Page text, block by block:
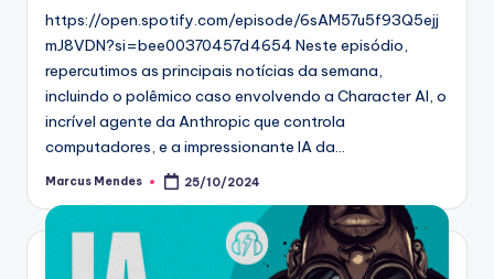
https://open.spotify.com/episode/6sAM57u5f93Q5ejj
mJ8VDN?si=bee00370457d4654 Neste episódio,
repercutimos as principais notícias da semana,
incluindo o polêmico caso envolvendo a Character AI, o
incrível agente da Anthropic que controla
computadores, e a impressionante IA da…
Posted
Marcus Mendes 25/10/2024